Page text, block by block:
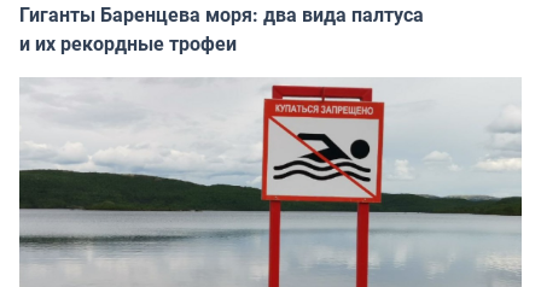
Гиганты Баренцева моря: два вида палтуса
и их рекордные трофеи